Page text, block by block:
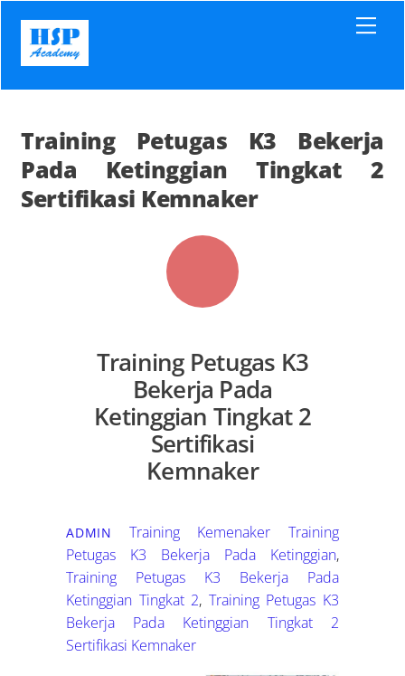
content
Training Petugas K3 Bekerja
Pada Ketinggian Tingkat 2
Sertifikasi Kemnaker
Training Petugas K3
Bekerja Pada
Ketinggian Tingkat 2
Sertifikasi
Kemnaker
ADMIN Training Kemenaker
Training
Petugas K3 Bekerja Pada Ketinggian,
Training Petugas K3 Bekerja Pada
Ketinggian Tingkat 2, Training Petugas K3
Bekerja Pada Ketinggian Tingkat 2
Sertifikasi Kemnaker